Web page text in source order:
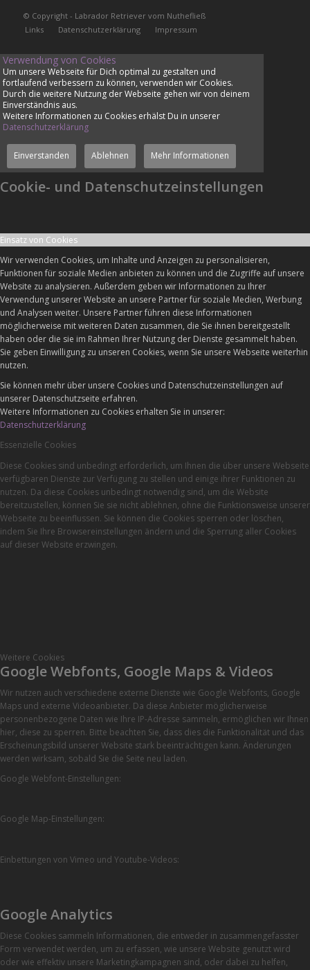
© Copyright - Labrador Retriever vom Nuthefließ
Links
Datenschutzerklärung Impressum
Verwendung von Cookies
Um unsere Webseite für Dich optimal zu gestalten und
fortlaufend verbessern zu können, verwenden wir Cookies.
Durch die weitere Nutzung der Webseite gehen wir von deinem
Einverständnis aus.
Weitere Informationen zu Cookies erhälst Du in unserer
Datenschutzerklärung
Einverstanden Ablehnen Mehr Informationen
Cookie- und Datenschutzeinstellungen
Einsatz von Cookies
Wir verwenden Cookies, um Inhalte und Anzeigen zu personalisieren,
Funktionen für soziale Medien anbieten zu können und die Zugriffe auf unsere
Website zu analysieren. Außerdem geben wir Informationen zu Ihrer
Verwendung unserer Website an unsere Partner für soziale Medien, Werbung
und Analysen weiter. Unsere Partner führen diese Informationen
möglicherweise mit weiteren Daten zusammen, die Sie ihnen bereitgestellt
haben oder die sie im Rahmen Ihrer Nutzung der Dienste gesammelt haben.
Sie geben Einwilligung zu unseren Cookies, wenn Sie unsere Webseite weiterhin
nutzen.
Sie können mehr über unsere Cookies und Datenschutzeinstellungen auf
unserer Datenschutzseite erfahren.
Weitere Informationen zu Cookies erhalten Sie in unserer:
Datenschutzerklärung
Essenzielle Cookies
Diese Cookies sind unbedingt erforderlich, um Ihnen die über unsere Webseite
verfügbaren Dienste zur Verfügung zu stellen und einige ihrer Funktionen zu
nutzen. Da diese Cookies unbedingt notwendig sind, um die Website
bereitzustellen, können Sie sie nicht ablehnen, ohne die Funktionsweise unserer
Webseite zu beeinflussen. Sie können die Cookies sperren oder löschen,
indem Sie Ihre Browsereinstellungen ändern und die Sperrung aller Cookies
auf dieser Website erzwingen.
Weitere Cookies
Google Webfonts, Google Maps & Videos
Wir nutzen auch verschiedene externe Dienste wie Google Webfonts, Google
Maps und externe Videoanbieter. Da diese Anbieter möglicherweise
personenbezogene Daten wie Ihre IP-Adresse sammeln, ermöglichen wir Ihnen
hier, diese zu sperren. Bitte beachten Sie, dass dies die Funktionalität und das
Erscheinungsbild unserer Website stark beeinträchtigen kann. Änderungen
werden wirksam, sobald Sie die Seite neu laden.
Google Webfont-Einstellungen:
Google Map-Einstellungen:
Einbettungen von Vimeo und Youtube-Videos:
Google Analytics
Diese Cookies sammeln Informationen, die entweder in zusammengefasster
Form verwendet werden, um zu erfassen, wie unsere Website genutzt wird
oder wie effektiv unsere Marketingkampagnen sind, oder dabei zu helfen,